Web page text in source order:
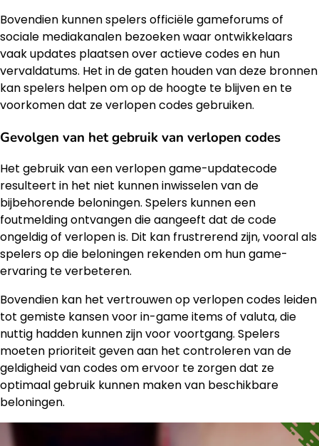
Bovendien kunnen spelers officiële gameforums of
sociale mediakanalen bezoeken waar ontwikkelaars
vaak updates plaatsen over actieve codes en hun
vervaldatums. Het in de gaten houden van deze bronnen
kan spelers helpen om op de hoogte te blijven en te
voorkomen dat ze verlopen codes gebruiken.
Gevolgen van het gebruik van verlopen codes
Het gebruik van een verlopen game-updatecode
resulteert in het niet kunnen inwisselen van de
bijbehorende beloningen. Spelers kunnen een
foutmelding ontvangen die aangeeft dat de code
ongeldig of verlopen is. Dit kan frustrerend zijn, vooral als
spelers op die beloningen rekenden om hun game-
ervaring te verbeteren.
Bovendien kan het vertrouwen op verlopen codes leiden
tot gemiste kansen voor in-game items of valuta, die
nuttig hadden kunnen zijn voor voortgang. Spelers
moeten prioriteit geven aan het controleren van de
geldigheid van codes om ervoor te zorgen dat ze
optimaal gebruik kunnen maken van beschikbare
beloningen.